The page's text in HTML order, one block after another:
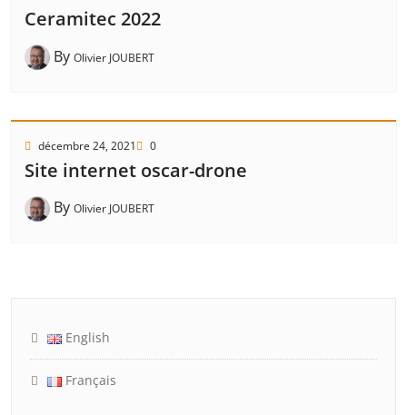
Ceramitec 2022
By Olivier JOUBERT
décembre 24, 2021 0
Site internet oscar-drone
By Olivier JOUBERT
English
Français